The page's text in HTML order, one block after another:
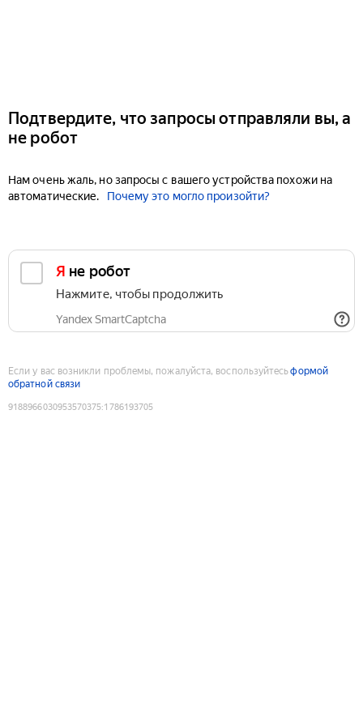
Подтвердите, что запросы отправляли вы, а
не робот
Нам очень жаль, но запросы с вашего устройства похожи на
автоматические.
Почему это могло произойти?
Я не робот
Нажмите, чтобы продолжить
Yandex SmartCaptcha
Если у вас возникли проблемы, пожалуйста, воспользуйтесьформой
обратной связи
9188966030953570375:1786193705